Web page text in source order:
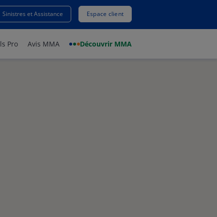
Sinistres et Assistance Espace client
Pro Avis MMA Découvrir MMA